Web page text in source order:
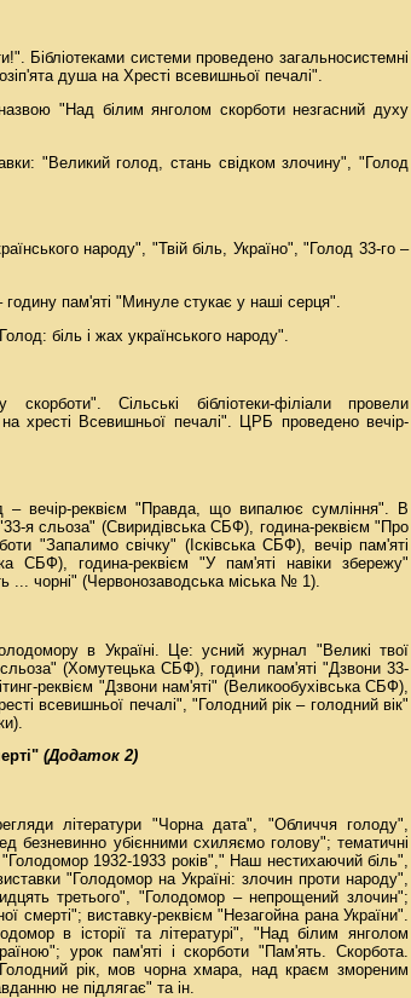
Бібліотеками системи проведено загальносистемні
душа на Хресті всевишньої печалі".
"Над білим янголом скорботи незгасний духу
"Великий голод, стань свідком злочину", "Голод
народу", "Твій біль, Україно", "Голод 33-го –
пам'яті "Минуле стукає у наші серця".
біль і жах українського народу".
Сільські бібліотеки-філіали провели
хресті Всевишньої печалі". ЦРБ проведено вечір-
– вечір-реквієм "Правда, що випалює сумління". В
я сльоза" (Свиридівська СБФ), година-реквієм "Про
"Запалимо свічку" (Ісківська СБФ), вечір пам'яті
СБФ), година-реквієм "У пам'яті навіки збережу"
... чорні" (Червонозаводська міська № 1).
в Україні. Це: усний журнал "Великі твої
(Хомутецька СБФ), години пам'яті "Дзвони 33-
реквієм "Дзвони нам'яті" (Великообухівська СБФ),
всевишньої печалі", "Голодний рік – голодний вік"
(Додаток 2)
літератури "Чорна дата", "Обличчя голоду",
безневинно убієнними схиляємо голову"; тематичні
1932-1933 років"," Наш нестихаючий біль",
"Голодомор на Україні: злочин проти народу",
третього", "Голодомор – непрощений злочин";
смерті"; виставку-реквієм "Незагойна рана України".
в історії та літературі", "Над білим янголом
урок пам'яті і скорботи "Пам'ять. Скорбота.
рік, мов чорна хмара, над краєм змореним
не підлягає" та ін.